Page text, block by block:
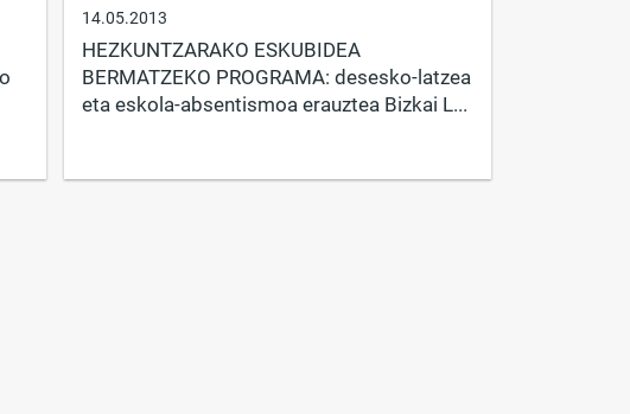
14.05.2013
HEZKUNTZARAKO ESKUBIDEA
BERMATZEKO PROGRAMA: desesko-latzea
eta eskola-absentismoa erauztea Bizkai L...